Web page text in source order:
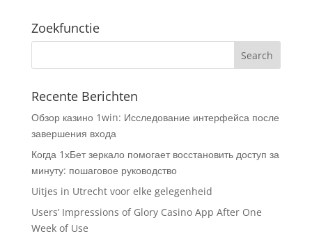
Zoekfunctie
Recente Berichten
Обзор казино 1win: Исследование интерфейса после
завершения входа
Когда 1хБет зеркало помогает восстановить доступ за
минуту: пошаговое руководство
Uitjes in Utrecht voor elke gelegenheid
Users’ Impressions of Glory Casino App After One
Week of Use